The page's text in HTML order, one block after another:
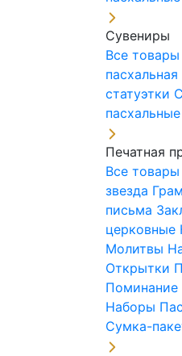
Сувениры
Все товары
пасхальная
статуэтки
пасхальные
Печатная
Все товары
звезда
письма
церковные
Молитвы
Открытки
Поминание
Наборы
Сумка-